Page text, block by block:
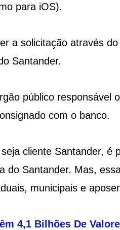
para iOS).
a solicitação através
Santander.
público responsável
com o banco.
cliente Santander, é
do Santander. Mas,
municipais e
4,1 Bilhões De